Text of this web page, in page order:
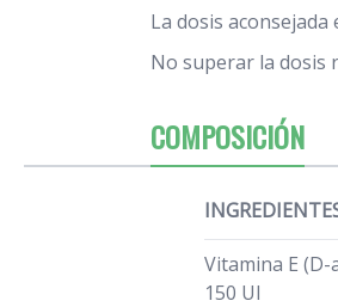
La dosis aconsejada
No superar la dosis
COMPOSICIÓN
Vitamina E
150 UI